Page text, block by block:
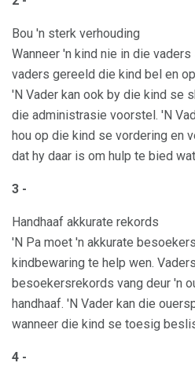
Bou 'n sterk verhouding
Wanneer 'n kind nie in die
vaders gereeld die kind bel en
'N Vader kan ook by die kind se
die administrasie voorstel. 'N
hou op die kind se vordering en
dat hy daar is om hulp te bied
3 -
Handhaaf akkurate rekords
'N Pa moet 'n akkurate
kindbewaring te help wen.
besoekersrekords vang deur 'n
handhaaf. 'N Vader kan die
wanneer die kind se toesig
4 -